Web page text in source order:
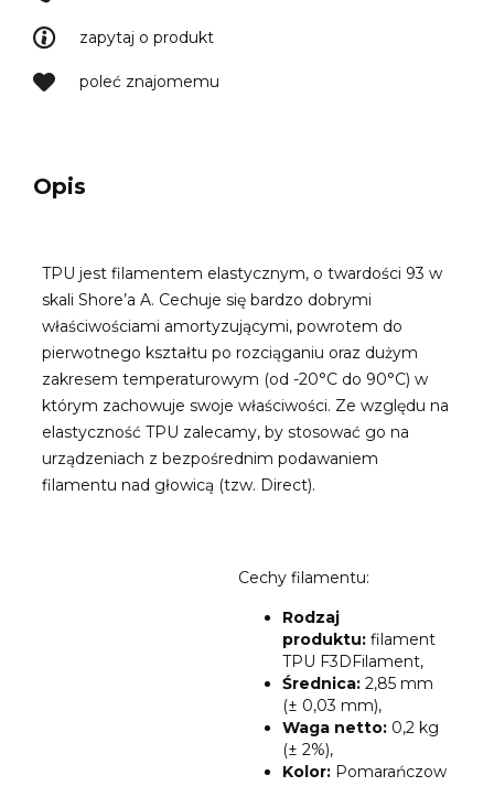
zapytaj o produkt
poleć znajomemu
Opis
TPU jest filamentem elastycznym, o twardości 93 w
skali Shore’a A. Cechuje się bardzo dobrymi
właściwościami amortyzującymi, powrotem do
pierwotnego kształtu po rozciąganiu oraz dużym
zakresem temperaturowym (od -20°C do 90°C) w
którym zachowuje swoje właściwości. Ze względu na
elastyczność TPU zalecamy, by stosować go na
urządzeniach z bezpośrednim podawaniem
filamentu nad głowicą (tzw. Direct).
Cechy filamentu:
Rodzaj
produktu: filament
TPU F3DFilament,
Średnica: 2,85 mm
(± 0,03 mm),
Waga netto: 0,2 kg
(± 2%),
Kolor: Pomarańczow